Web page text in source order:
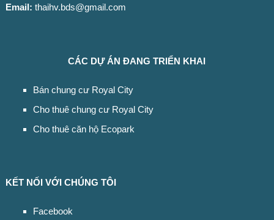
Email: thaihv.bds@gmail.com
CÁC DỰ ÁN ĐANG TRIỂN KHAI
Bán chung cư Royal City
Cho thuê chung cư Royal City
Cho thuê căn hộ Ecopark
KẾT NỐI VỚI CHÚNG TÔI
Facebook